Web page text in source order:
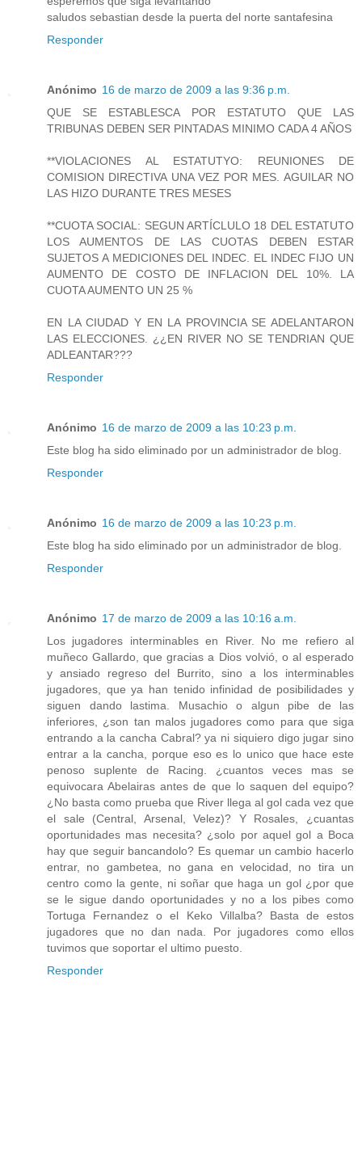
saludos sebastian desde la puerta del norte santafesina
Responder
Anónimo 16 de marzo de 2009 a las 9:36 p.m.
QUE SE ESTABLESCA POR ESTATUTO QUE LAS
TRIBUNAS DEBEN SER PINTADAS MINIMO CADA 4 AÑOS
**VIOLACIONES AL ESTATUTYO: REUNIONES DE
COMISION DIRECTIVA UNA VEZ POR MES. AGUILAR NO
LAS HIZO DURANTE TRES MESES
**CUOTA SOCIAL: SEGUN ARTÍCLULO 18 DEL ESTATUTO
LOS AUMENTOS DE LAS CUOTAS DEBEN ESTAR
SUJETOS A MEDICIONES DEL INDEC. EL INDEC FIJO UN
AUMENTO DE COSTO DE INFLACION DEL 10%. LA
CUOTA AUMENTO UN 25 %
EN LA CIUDAD Y EN LA PROVINCIA SE ADELANTARON
LAS ELECCIONES. ¿¿EN RIVER NO SE TENDRIAN QUE
ADLEANTAR???
Responder
Anónimo 16 de marzo de 2009 a las 10:23 p.m.
Este blog ha sido eliminado por un administrador de blog.
Responder
Anónimo 16 de marzo de 2009 a las 10:23 p.m.
Este blog ha sido eliminado por un administrador de blog.
Responder
Anónimo 17 de marzo de 2009 a las 10:16 a.m.
Los jugadores interminables en River. No me refiero al
muñeco Gallardo, que gracias a Dios volvió, o al esperado
y ansiado regreso del Burrito, sino a los interminables
jugadores, que ya han tenido infinidad de posibilidades y
siguen dando lastima. Musachio o algun pibe de las
inferiores, ¿son tan malos jugadores como para que siga
entrando a la cancha Cabral? ya ni siquiero digo jugar sino
entrar a la cancha, porque eso es lo unico que hace este
penoso suplente de Racing. ¿cuantos veces mas se
equivocara Abelairas antes de que lo saquen del equipo?
¿No basta como prueba que River llega al gol cada vez que
el sale (Central, Arsenal, Velez)? Y Rosales, ¿cuantas
oportunidades mas necesita? ¿solo por aquel gol a Boca
hay que seguir bancandolo? Es quemar un cambio hacerlo
entrar, no gambetea, no gana en velocidad, no tira un
centro como la gente, ni soñar que haga un gol ¿por que
se le sigue dando oportunidades y no a los pibes como
Tortuga Fernandez o el Keko Villalba? Basta de estos
jugadores que no dan nada. Por jugadores como ellos
tuvimos que soportar el ultimo puesto.
Responder